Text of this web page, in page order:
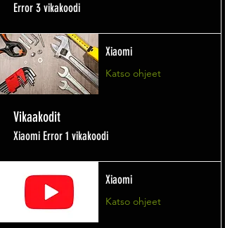
Error 3 vikakoodi
Xiaomi
Katso ohjeet
Vikaakodit
Xiaomi Error 1 vikakoodi
Xiaomi
Katso ohjeet